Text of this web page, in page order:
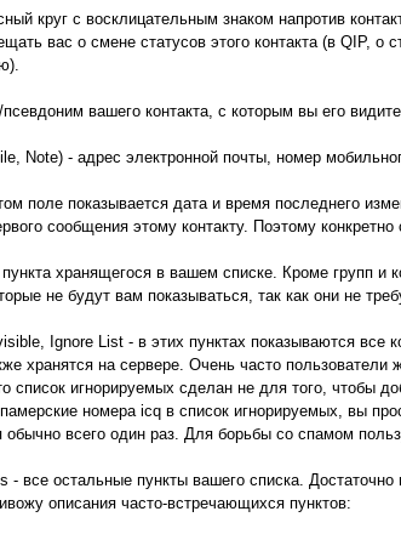
круг с восклицательным знаком напротив
вас о смене статусов этого контакта (в QIP, о
вашего контакта, с которым вы его
Note) - адрес электронной почты, номер
поле показывается дата и время последнего
сообщения этому контакту. Поэтому
пункта хранящегося в вашем списке. Кроме групп
не будут вам показываться, так как они не
Ignore List - в этих пунктах показываются все
хранятся на сервере. Очень часто
список игнорируемых сделан не для того, чтобы
номера icq в список игнорируемых, вы
обычно всего один раз. Для борьбы со спамом
- все остальные пункты вашего списка. Достаточно
описания часто-встречающихся пунктов: